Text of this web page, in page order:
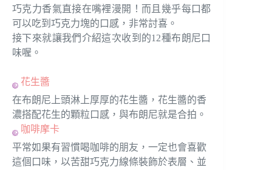
巧克力香氣直接在嘴裡漫開！而且幾乎每口都
可以吃到巧克力塊的口感，非常討喜。
接下來就讓我們介紹這次收到的12種布朗尼口
味喔。
花生醬
在布朗尼上頭淋上厚厚的花生醬，花生醬的香
濃搭配花生的顆粒口感，與布朗尼就是合拍。
咖啡摩卡
平常如果有習慣喝咖啡的朋友，一定也會喜歡
這個口味，以苦甜巧克力線條裝飾於表層、並